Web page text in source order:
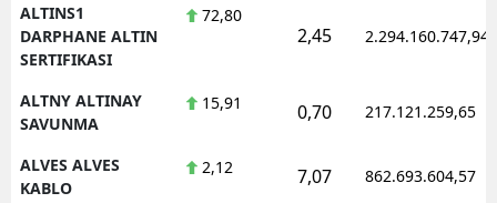
ALTINS1
DARPHANE ALTIN
SERTIFIKASI
72,80
2,45 2.294.160.747,94
ALTNY ALTINAY
SAVUNMA
15,91 0,70 217.121.259,65
ALVES ALVES
KABLO
2,12 7,07 862.693.604,57